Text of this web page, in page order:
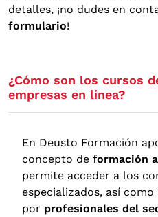
detalles, ¡no dudes en
formulario!
¿Cómo son los cursos
empresas en linea?
En Deusto Formación
concepto de formación
permite acceder a los
especializados, así
por profesionales del